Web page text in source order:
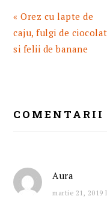
Articol
anterior:
« Orez cu lapte de
caju, fulgi de
si felii de banane
COMENTARII
Aura
martie 21, 2019